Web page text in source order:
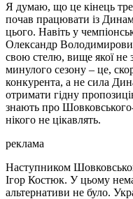
Я думаю, що це кінець
почав працювати із
цього. Навіть у
Олександр
свою стелю, вище якої не
минулого сезону – це,
конкурента, а не сила
отримати гідну
знають про
нікого не цікавлять.
реклама
Наступником
Ігор Костюк. У цьому
альтернативи не було.